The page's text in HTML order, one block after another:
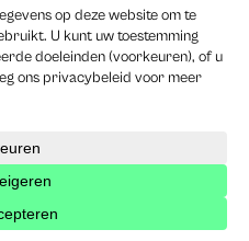
Familierecht